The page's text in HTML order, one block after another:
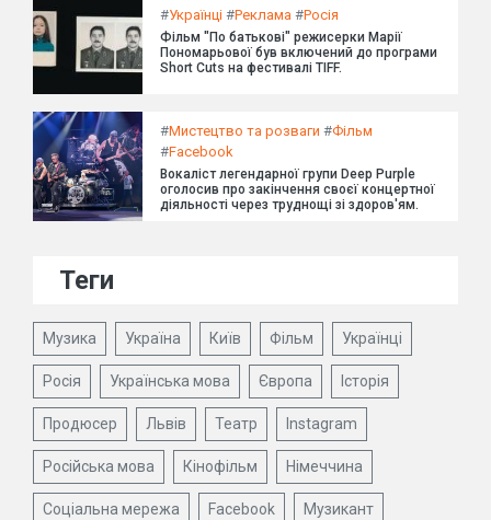
#Українці #Реклама #Росія
Фільм "По батькові" режисерки Марії
Пономарьової був включений до програми
Short Cuts на фестивалі TIFF.
#Мистецтво та розваги #Фільм
#Facebook
Вокаліст легендарної групи Deep Purple
оголосив про закінчення своєї концертної
діяльності через труднощі зі здоров'ям.
Теги
Музика Україна Київ Фільм Українці
Росія Українська мова Європа Історія
Продюсер Львів Театр Instagram
Російська мова Кінофільм Німеччина
Соціальна мережа Facebook Музикант